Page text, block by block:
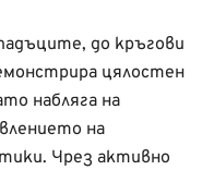
до кръгови
цялостен
набляга на
на
Чрез активно